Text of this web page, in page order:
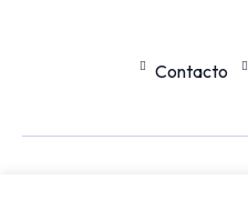
Contacto